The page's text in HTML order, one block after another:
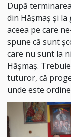
După
din Hășmaș și
aceea pe care
spune că sunt
care nu sunt la
Hășmaș.
tuturor, că
unde este